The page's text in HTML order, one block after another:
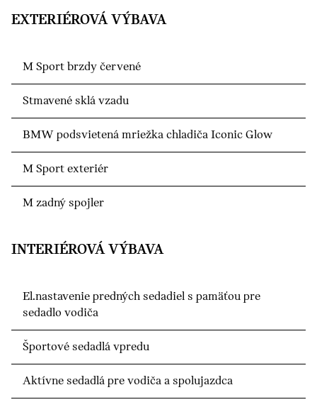
EXTERIÉROVÁ VÝBAVA
M Sport brzdy červené
Stmavené sklá vzadu
BMW podsvietená mriežka chladiča Iconic Glow
M Sport exteriér
M zadný spojler
INTERIÉROVÁ VÝBAVA
El.nastavenie predných sedadiel s pamäťou pre
sedadlo vodiča
Športové sedadlá vpredu
Aktívne sedadlá pre vodiča a spolujazdca